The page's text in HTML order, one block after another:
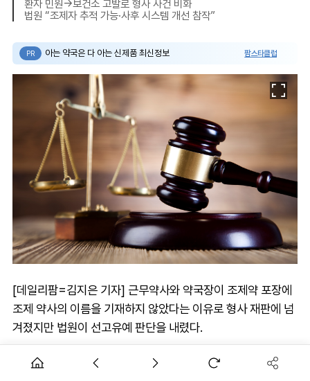
환자 민원→보건소 고발로 형사 사건 비화
법원 “조제자 추적 가능·사후 시스템 개선 참작”
PR 아는 약국은 다 아는 신제품 최신정보 팜스타클럽
[데일리팜=김지은 기자] 근무약사와 약국장이 조제약 포장에
조제 약사의 이름을 기재하지 않았다는 이유로 형사 재판에 넘
겨졌지만 법원이 선고유예 판단을 내렸다.
서울중앙지방법원은 최근 약사법 위반 혐의로 기소된 A근무약